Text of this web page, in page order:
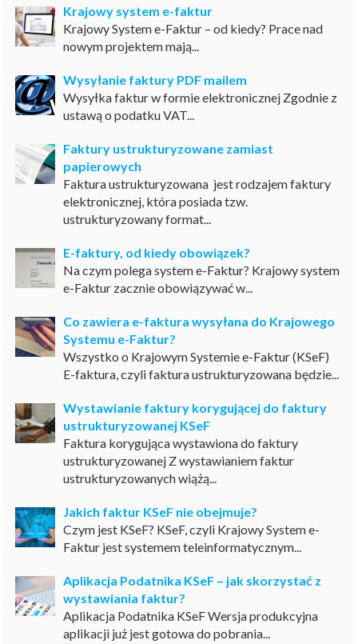
Krajowy system e-faktur
Krajowy System e-Faktur – od kiedy? Prace nad
nowym projektem mają...
Wysyłanie faktury PDF mailem
Wysyłka faktur w formie elektronicznej Zgodnie z
ustawą o podatku VAT...
Faktury ustrukturyzowane zamiast
papierowych
Faktura ustrukturyzowana jest rodzajem faktury
elektronicznej, która posiada tzw.
ustrukturyzowany format...
E-faktury, od kiedy obowiązek?
Na czym polega system e-Faktur? Krajowy system
e-Faktur zacznie obowiązywać w...
Co zawiera e-faktura wysyłana do Krajowego
Systemu e-Faktur?
Wszystko o Krajowym Systemie e-Faktur (KSeF)
E-faktura, czyli faktura ustrukturyzowana będzie...
Wystawianie faktury korygującej do faktury
ustrukturyzowanej KSeF
Faktura korygująca wystawiona do faktury
ustrukturyzowanej Z wystawianiem faktur
ustrukturyzowanych wiążą...
Jakich faktur KSeF nie obejmuje?
Czym jest KSeF? KSeF, czyli Krajowy System e-
Faktur jest systemem teleinformatycznym...
Aplikacja Podatnika KSeF – jak skorzystać z
wystawiania faktur?
Aplikacja Podatnika KSeF Wersja produkcyjna
aplikacji już jest gotowa do pobrania...